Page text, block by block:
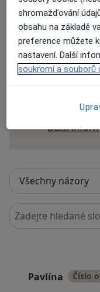
12 názorů
Další
Hledejte v názorech
Pavlína Číslo
shromažďování
obsahu na základě
preference můžete
nastavení. Další
soukromí a souborů